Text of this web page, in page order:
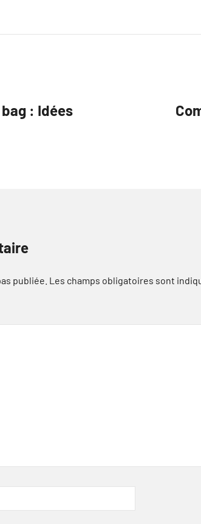
: Idées
publiée. Les champs obligatoires sont